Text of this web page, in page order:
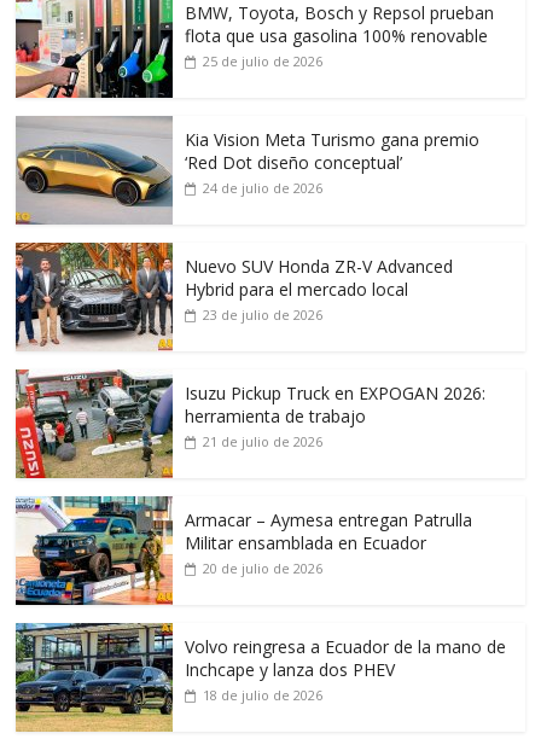
BMW, Toyota, Bosch y Repsol prueban
flota que usa gasolina 100% renovable
25 de julio de 2026
Kia Vision Meta Turismo gana premio
‘Red Dot diseño conceptual’
24 de julio de 2026
Nuevo SUV Honda ZR-V Advanced
Hybrid para el mercado local
23 de julio de 2026
Isuzu Pickup Truck en EXPOGAN 2026:
herramienta de trabajo
21 de julio de 2026
Armacar – Aymesa entregan Patrulla
Militar ensamblada en Ecuador
20 de julio de 2026
Volvo reingresa a Ecuador de la mano de
Inchcape y lanza dos PHEV
18 de julio de 2026